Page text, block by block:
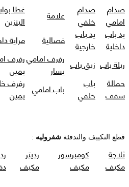
صدام
امامي
صدام
خلفي
علامة
غطا
البنزين
يد باب
داخلية
يد باب
خارجية
فصالية مراية
ربلة باب زيق باب رفرف امامي
يسار
رفرف
يمين
حمالة
سقف
باب
خلفي
باب امامي رفرف
يمين
قطع التكييف والتدفئة شفروليه :
ثلاجة
مكيف
كومبرسور
مكيف
رديتر
مكيف